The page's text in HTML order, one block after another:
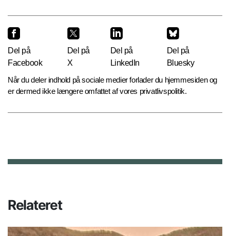
Del på
Facebook
Del på
X
Del på
LinkedIn
Del på
Bluesky
Når du deler indhold på sociale medier forlader du hjemmesiden og
er dermed ikke længere omfattet af vores privatlivspolitik.
Relateret